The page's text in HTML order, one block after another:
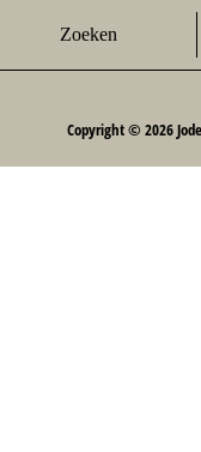
Zoeken
Copyright © 2026